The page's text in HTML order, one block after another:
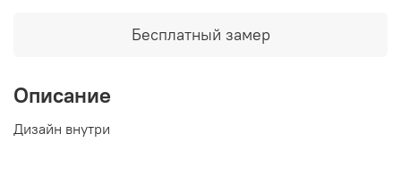
Бесплатный замер
Описание
Дизайн внутри